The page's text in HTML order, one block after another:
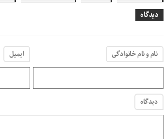
دیدگاه
نام و نام خانوادگی ایمیل
دیدگاه